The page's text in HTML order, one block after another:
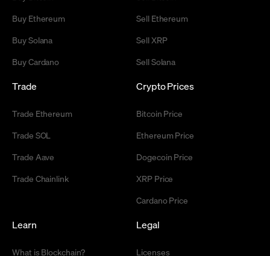
Buy Ethereum
Buy Solana
Buy Cardano
Sell Ethereum
Sell XRP
Sell Solana
Trade
Trade Ethereum
Trade SOL
Trade Aave
Trade Chainlink
Crypto Prices
Bitcoin Price
Ethereum Price
Dogecoin Price
XRP Price
Cardano Price
Learn
What is Blockchain?
Legal
Licenses